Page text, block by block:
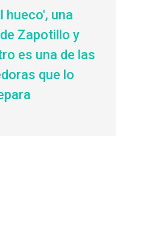
hueco', una
Zapotillo y
es una de las
que lo